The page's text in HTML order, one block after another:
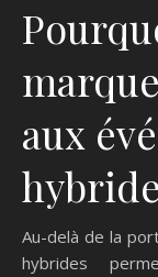
aux
Au-delà de la
hybrides